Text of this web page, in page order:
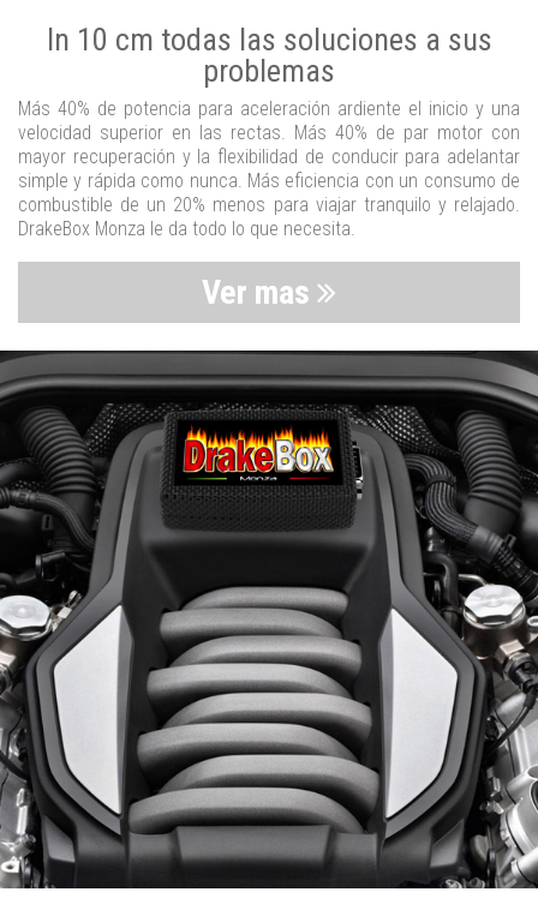
In 10 cm todas las soluciones a sus
problemas
Más 40% de potencia para aceleración ardiente el inicio y una
velocidad superior en las rectas. Más 40% de par motor con
mayor recuperación y la flexibilidad de conducir para adelantar
simple y rápida como nunca. Más eficiencia con un consumo de
combustible de un 20% menos para viajar tranquilo y relajado.
DrakeBox Monza le da todo lo que necesita.
Ver mas